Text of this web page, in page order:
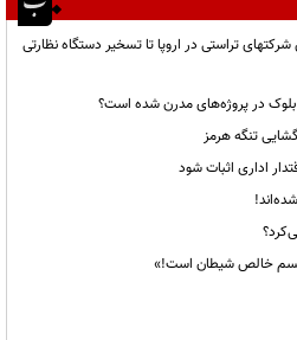
تراستی در اروپا تا تسخیر دستگاه نظارتی
در پروژه‌های مدرن شده است؟
تنگه هرمز
اداری اثبات شود
خالص شیطان است!»